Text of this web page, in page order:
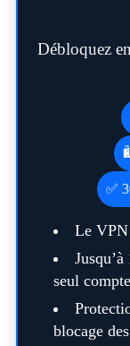
Débloquez
✅
Le VPN
Jusqu’à
seul compte
blocage